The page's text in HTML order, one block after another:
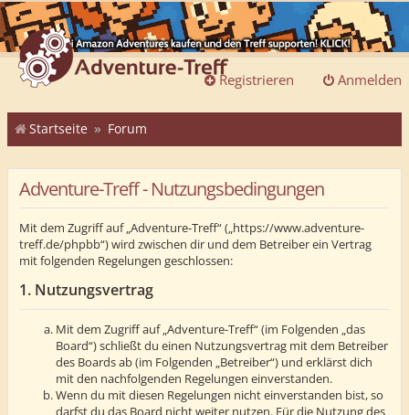
Anmelden
Registrieren
Startseite Forum
Adventure-Treff - Nutzungsbedingungen
Mit dem Zugriff auf „Adventure-Treff“ („https://www.adventure-
treff.de/phpbb“) wird zwischen dir und dem Betreiber ein Vertrag
mit folgenden Regelungen geschlossen:
1. Nutzungsvertrag
Mit dem Zugriff auf „Adventure-Treff“ (im Folgenden „das
Board“) schließt du einen Nutzungsvertrag mit dem Betreiber
des Boards ab (im Folgenden „Betreiber“) und erklärst dich
mit den nachfolgenden Regelungen einverstanden.
Wenn du mit diesen Regelungen nicht einverstanden bist, so
darfst du das Board nicht weiter nutzen. Für die Nutzung des